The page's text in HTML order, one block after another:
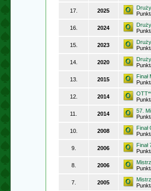
17. 2025
16. 2024
15. 2023
14. 2020
13. 2015
12. 2014
11. 2014
57.
10. 2008
Finał
9. 2006
8. 2006
7. 2005